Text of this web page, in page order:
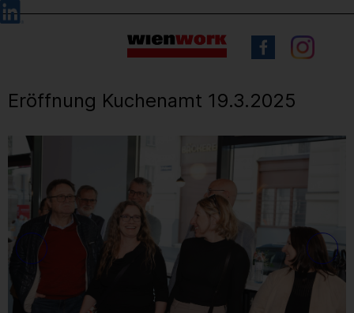
Barrierefreie
Bedienung
Sprachauswahl
Eröffnung Kuchenamt 19.3.2025
/ 56